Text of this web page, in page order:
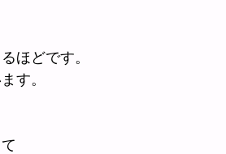
ほどです。
す。